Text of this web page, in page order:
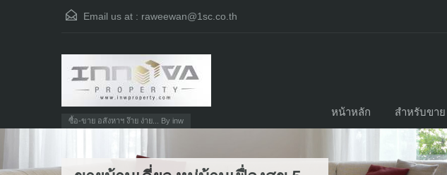
Email us at : raweewan@1sc.co.th
ซื้อ-ขาย อสังหาฯ ง๊าย ง่าย... By inw
หน้าหลัก สำหรับขาย